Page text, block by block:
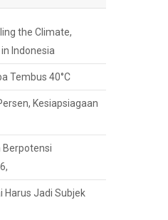
the Climate,
Indonesia
Tembus 40°C
Kesiapsiagaan
Berpotensi
Harus Jadi Subjek